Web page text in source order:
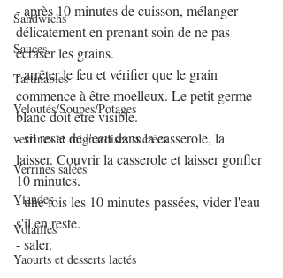
Sandwichs
Sauces
Tartinables
Veloutés/Soupes/Potages
verrines et mignardises sucrées
Verrines salées
Viandes
Volailles
Yaourts et desserts lactés
- après 10 minutes de cuisson, mélanger
délicatement en prenant soin de ne pas
écraser les grains.
- arrêter le feu et vérifier que le grain
commence à être moelleux. Le petit germe
blanc doit être visible.
- sil reste de l'eau dans la casserole, la
laisser. Couvrir la casserole et laisser gonfler
10 minutes.
- une fois les 10 minutes passées, vider l'eau
s'il en reste.
- saler.